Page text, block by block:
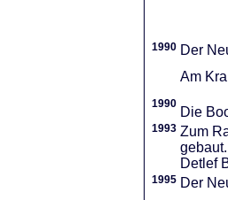
1990 Der
Am
1990
Die
1993 Zum
gebaut.
Detlef
1995 Der